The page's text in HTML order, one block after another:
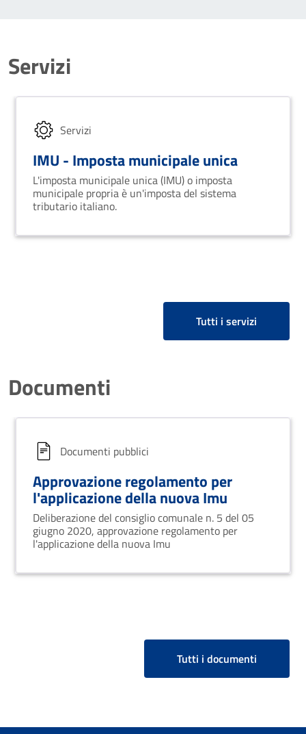
Servizi
Servizi
IMU - Imposta municipale unica
L'imposta municipale unica (IMU) o imposta
municipale propria è un'imposta del sistema
tributario italiano.
Tutti i servizi
Documenti
Documenti pubblici
Approvazione regolamento per
l'applicazione della nuova Imu
Deliberazione del consiglio comunale n. 5 del 05
giugno 2020, approvazione regolamento per
l'applicazione della nuova Imu
Tutti i documenti